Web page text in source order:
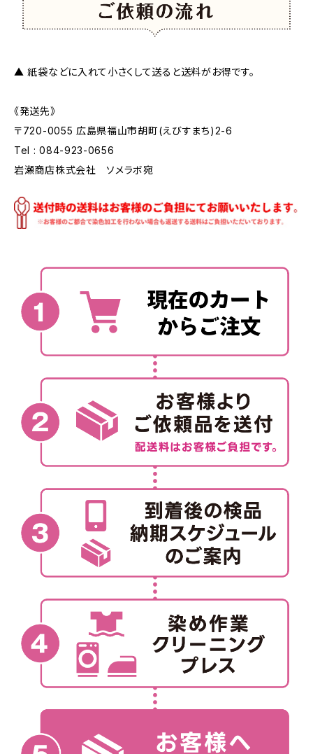
▲ 紙袋などに入れて小さくして送ると送料がお得です。
《発送先》
〒720-0055 広島県福山市胡町(えびすまち)2-6
Tel : 084-923-0656
岩瀬商店株式会社 ソメラボ宛